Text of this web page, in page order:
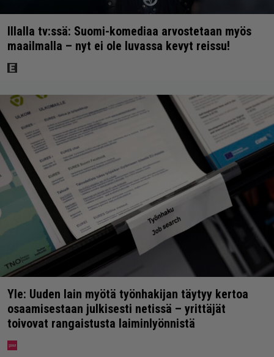
Illalla tv:ssä: Suomi-komediaa arvostetaan myös
maailmalla – nyt ei ole luvassa kevyt reissu!
Yle: Uuden lain myötä työnhakijan täytyy kertoa
osaamisestaan julkisesti netissä – yrittäjät
toivovat rangaistusta laiminlyönnistä